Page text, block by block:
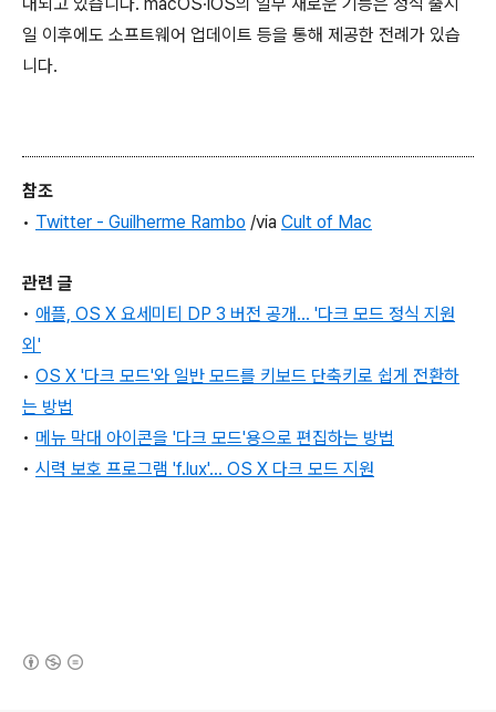
일 이후에도 소프트웨어 업데이트 등을 통해 제공한 전례가 있습
니다.
참조
• Twitter - Guilherme Rambo /via Cult of Mac
관련 글
• 애플, OS X 요세미티 DP 3 버전 공개... '다크 모드 정식 지원
외'
• OS X '다크 모드'와 일반 모드를 키보드 단축키로 쉽게 전환하
는 방법
• 메뉴 막대 아이콘을 '다크 모드'용으로 편집하는 방법
• 시력 보호 프로그램 'f.lux'... OS X 다크 모드 지원